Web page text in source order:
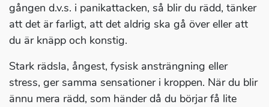
gången d.v.s. i panikattacken, så blir du rädd, tänker
att det är farligt, att det aldrig ska gå över eller att
du är knäpp och konstig.
Stark rädsla, ångest, fysisk ansträngning eller
stress, ger samma sensationer i kroppen. När du blir
ännu mera rädd, som händer då du börjar få lite